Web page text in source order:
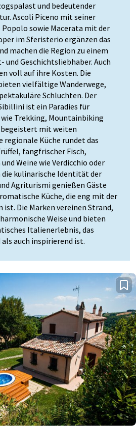
und bedeutender
Ascoli Piceno mit seiner
sowie Macerata mit der
im Sferisterio ergänzen das
machen die Region zu einem
und Geschichtsliebhaber. Auch
voll auf ihre Kosten. Die
vielfältige Wanderwege,
Schluchten. Der
ist ein Paradies für
Trekking, Mountainbiking
begeistert mit weiten
regionale Küche rundet das
fangfrischer Fisch,
Weine wie Verdicchio oder
die kulinarische Identität der
Agriturismi genießen Gäste
Küche, die eng mit der
ist. Die Marken vereinen Strand,
Weise und bieten
Italienerlebnis, das
auch inspirierend ist.